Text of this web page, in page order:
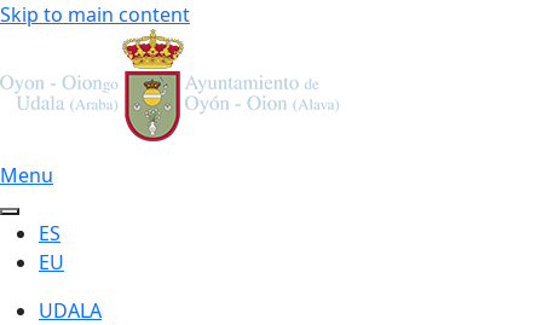
Skip to main content
Menu
ES
EU
UDALA